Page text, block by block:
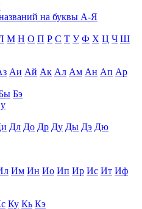
на буквы А-Я
М Н О П Р С Т У Ф Х Ц Ч Ш
Аи Ай Ак Ал Ам Ан Ап Ар
Бэ
Дл До Др Ду Ды Дэ Дю
Им Ин Ио Ип Ир Ис Ит Иф
Ку Кь Кэ